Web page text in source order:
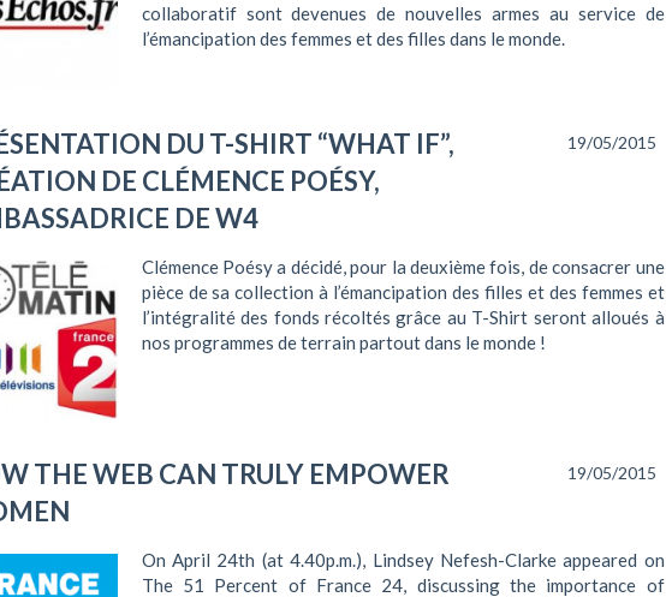
collaboratif sont devenues de nouvelles armes au service de
l’émancipation des femmes et des filles dans le monde.
DU T-SHIRT “WHAT IF”,
DE CLÉMENCE POÉSY,
DE W4
19/05/2015
Clémence Poésy a décidé, pour la deuxième fois, de consacrer une
pièce de sa collection à l’émancipation des filles et des femmes et
l’intégralité des fonds récoltés grâce au T-Shirt seront alloués à
nos programmes de terrain partout dans le monde !
THE WEB CAN TRULY EMPOWER
19/05/2015
On April 24th (at 4.40p.m.), Lindsey Nefesh-Clarke appeared on
The 51 Percent of France 24, discussing the importance of